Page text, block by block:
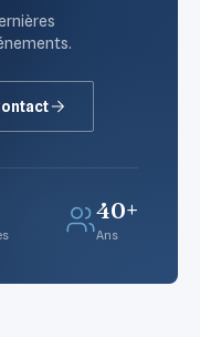
40+
Ans